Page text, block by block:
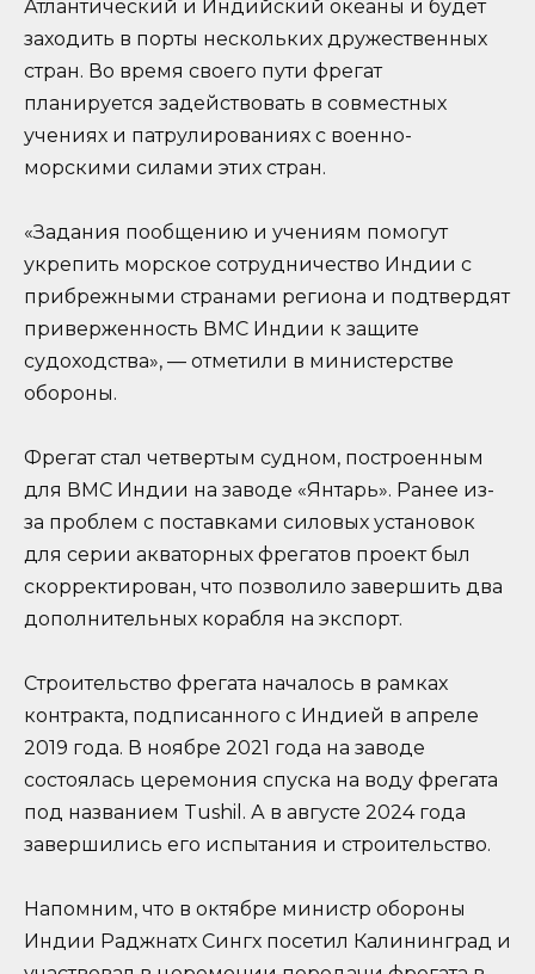
Атлантический и Индийский океаны и будет
заходить в порты нескольких дружественных
стран. Во время своего пути фрегат
планируется задействовать в совместных
учениях и патрулированиях с военно-
морскими силами этих стран.
«Задания пообщению и учениям помогут
укрепить морское сотрудничество Индии с
прибрежными странами региона и подтвердят
приверженность ВМС Индии к защите
судоходства», — отметили в министерстве
обороны.
Фрегат стал четвертым судном, построенным
для ВМС Индии на заводе «Янтарь». Ранее из-
за проблем с поставками силовых установок
для серии акваторных фрегатов проект был
скорректирован, что позволило завершить два
дополнительных корабля на экспорт.
Строительство фрегата началось в рамках
контракта, подписанного с Индией в апреле
2019 года. В ноябре 2021 года на заводе
состоялась церемония спуска на воду фрегата
под названием Tushil. А в августе 2024 года
завершились его испытания и строительство.
Напомним, что в октябре министр обороны
Индии Раджнатх Сингх посетил Калининград и